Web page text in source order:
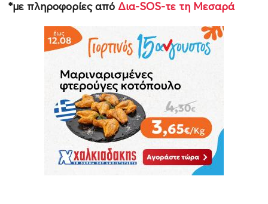
*με πληροφορίες από Δια-SOS-τε τη Μεσαρά